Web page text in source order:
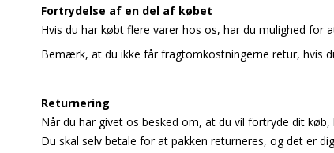
Fortrydelse af en del af købet
Hvis du har købt flere varer hos os, har du mulighed for
Bemærk, at du ikke får fragtomkostningerne retur, hvis
Returnering
Når du har givet os besked om, at du vil fortryde dit
Du skal selv betale for at pakken returneres, og det er